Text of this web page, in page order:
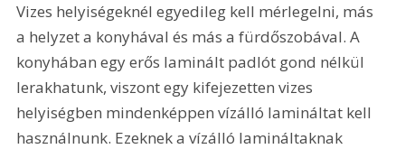
Vizes helyiségeknél egyedileg kell mérlegelni, más
a helyzet a konyhával és más a fürdőszobával. A
konyhában egy erős laminált padlót gond nélkül
lerakhatunk, viszont egy kifejezetten vizes
helyiségben mindenképpen vízálló lamináltat kell
használnunk. Ezeknek a vízálló lamináltaknak